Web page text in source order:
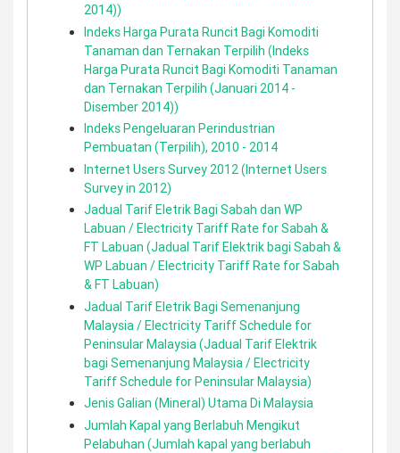
2014))
Indeks Harga Purata Runcit Bagi Komoditi
Tanaman dan Ternakan Terpilih (Indeks
Harga Purata Runcit Bagi Komoditi Tanaman
dan Ternakan Terpilih (Januari 2014 -
Disember 2014))
Indeks Pengeluaran Perindustrian
Pembuatan (Terpilih), 2010 - 2014
Internet Users Survey 2012 (Internet Users
Survey in 2012)
Jadual Tarif Eletrik Bagi Sabah dan WP
Labuan / Electricity Tariff Rate for Sabah &
FT Labuan (Jadual Tarif Elektrik bagi Sabah &
WP Labuan / Electricity Tariff Rate for Sabah
& FT Labuan)
Jadual Tarif Eletrik Bagi Semenanjung
Malaysia / Electricity Tariff Schedule for
Peninsular Malaysia (Jadual Tarif Elektrik
bagi Semenanjung Malaysia / Electricity
Tariff Schedule for Peninsular Malaysia)
Jenis Galian (Mineral) Utama Di Malaysia
Jumlah Kapal yang Berlabuh Mengikut
Pelabuhan (Jumlah kapal yang berlabuh